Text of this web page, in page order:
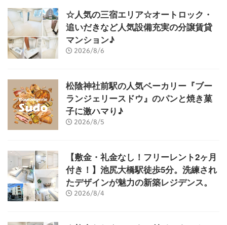
☆人気の三宿エリア☆オートロック・
追いだきなど人気設備充実の分譲賃貸
マンション♪
2026/8/6
松陰神社前駅の人気ベーカリー『ブー
ランジェリースドウ』のパンと焼き菓
子に激ハマり♪
2026/8/5
【敷金・礼金なし！フリーレント2ヶ月
付き！】池尻大橋駅徒歩5分。洗練され
たデザインが魅力の新築レジデンス。
2026/8/4